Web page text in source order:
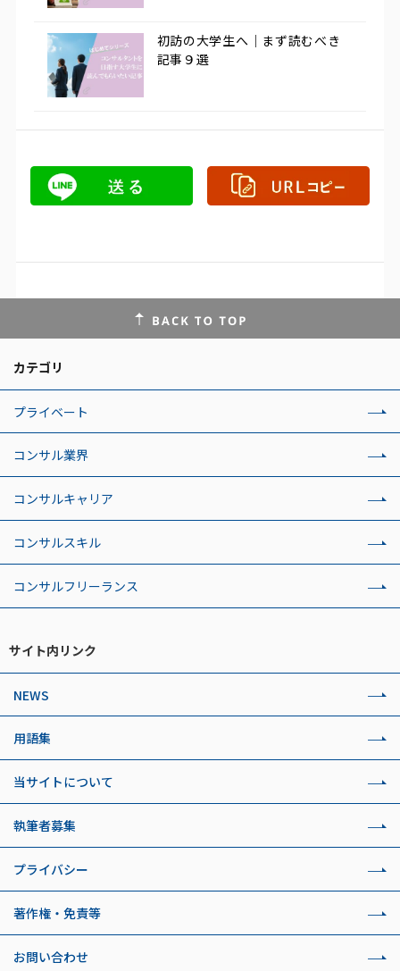
初訪の大学生へ｜まず読むべき
記事９選
カテゴリ
プライベート
コンサル業界
コンサルキャリア
コンサルスキル
コンサルフリーランス
サイト内リンク
NEWS
用語集
当サイトについて
執筆者募集
プライバシー
著作権・免責等
お問い合わせ